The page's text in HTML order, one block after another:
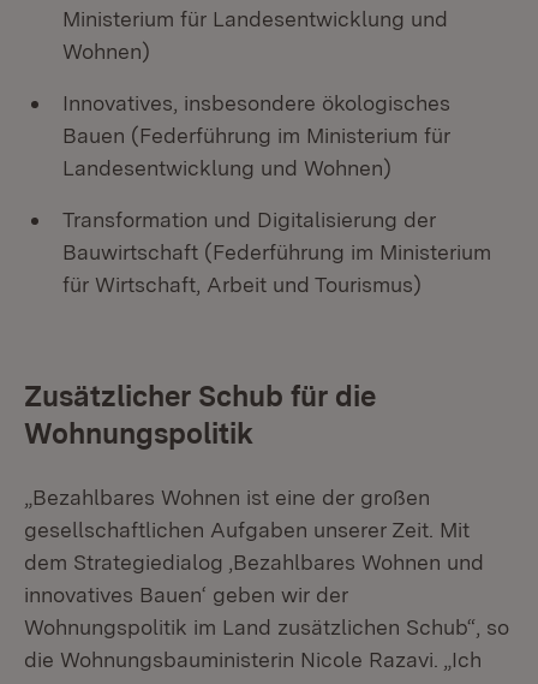
Ministerium für Landesentwicklung und
Wohnen)
Innovatives, insbesondere ökologisches
Bauen (Federführung im Ministerium für
Landesentwicklung und Wohnen)
Transformation und Digitalisierung der
Bauwirtschaft (Federführung im Ministerium
für Wirtschaft, Arbeit und Tourismus)
Zusätzlicher Schub für die
Wohnungspolitik
„Bezahlbares Wohnen ist eine der großen
gesellschaftlichen Aufgaben unserer Zeit. Mit
dem Strategiedialog ,Bezahlbares Wohnen und
innovatives Bauen‘ geben wir der
Wohnungspolitik im Land zusätzlichen Schub“, so
die Wohnungsbauministerin Nicole Razavi. „Ich